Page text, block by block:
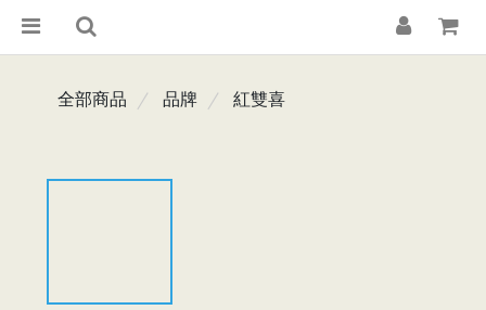
全部商品 品牌 紅雙喜